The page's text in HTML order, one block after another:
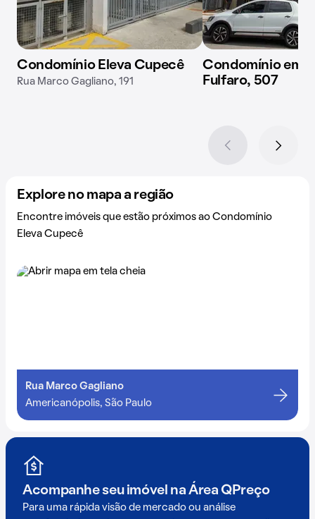
Condomínio Eleva Cupecê
Rua Marco Gagliano, 191
Condomínio em
Fulfaro, 507
Explore no mapa a região
Encontre imóveis que estão próximos ao Condomínio
Eleva Cupecê
Rua Marco Gagliano
Americanópolis, São Paulo
Acompanhe seu imóvel na Área QPreço
Para uma rápida visão de mercado ou análise